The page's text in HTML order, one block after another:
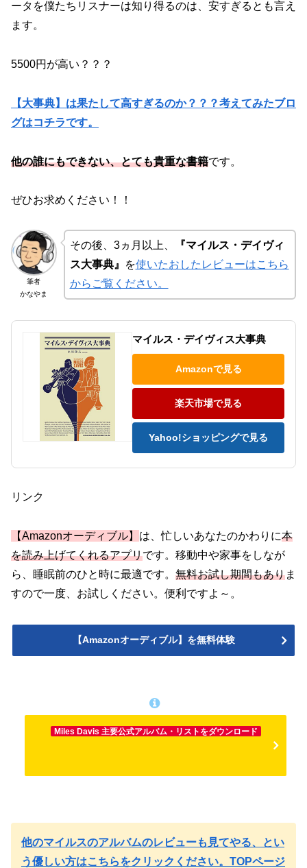
ータを僕たちリスナーは知り得るのは、安すぎるとも言え
ます。
5500円が高い？？？
【大事典】は果たして高すぎるのか？？？考えてみたブロ
グはコチラです。
他の誰にもできない、とても貴重な書籍です。
ぜひお求めください！！
筆者
かなやま
その後、3ヵ月以上、
『マイルス・デイヴィ
ス大事典』
を使いたおしたレビューはこちら
からご覧ください。
マイルス・デイヴィス大事典
Amazonで見る
楽天市場で見る
Yahoo!ショッピングで見る
リンク
【Amazonオーディブル】 は、忙しいあなたのかわりに本
を読み上げてくれるアプリです。移動中や家事をしなが
ら、睡眠前のひと時に最適です。 無料お試し期間もありま
すので一度、お試しください。便利ですよ～。
【Amazonオーディブル】を無料体験
Miles Davis 主要公式アルバム・リストをダウンロード
他のマイルスのアルバムのレビューも見てやる、とい
う優しい方はこちらをクリックください。TOPページ